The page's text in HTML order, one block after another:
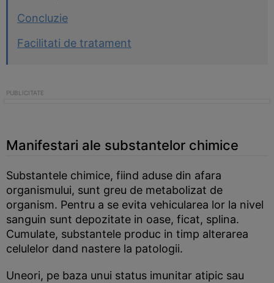
Concluzie
Facilitati de tratament
Manifestari ale substantelor chimice
Substantele chimice, fiind aduse din afara
organismului, sunt greu de metabolizat de
organism. Pentru a se evita vehicularea lor la nivel
sanguin sunt depozitate in oase, ficat, splina.
Cumulate, substantele produc in timp alterarea
celulelor dand nastere la patologii.
Uneori, pe baza unui status imunitar atipic sau